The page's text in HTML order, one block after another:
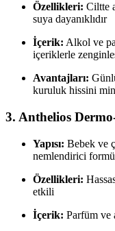
Özellikleri: Ciltte
suya dayanıklıdır
İçerik: Alkol ve
içeriklerle
Avantajları:
kuruluk hissini
3. Anthelios
Yapısı: Bebek ve
nemlendirici
Özellikleri:
etkili
İçerik: Parfüm ve